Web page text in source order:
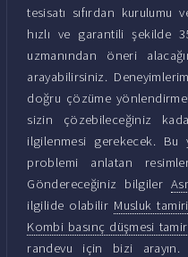
tesisatı sıfırdan kurulumu
hızlı ve garantili şekilde
uzmanından öneri
arayabilirsiniz.
doğru çözüme
sizin çözebileceğiniz
ilgilenmesi gerekecek. Bu
problemi anlatan
Göndereceğiniz bilgiler
ilgilide olabilir Musluk
Kombi basınç düşmesi
randevu için bizi arayın.